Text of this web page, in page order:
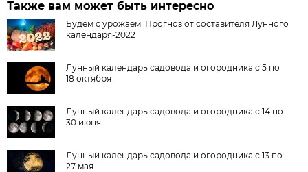
Также вам может быть интересно
Будем с урожаем! Прогноз от составителя Лунного
календаря-2022
Лунный календарь садовода и огородника с 5 по
18 октября
Лунный календарь садовода и огородника с 14 по
30 июня
Лунный календарь садовода и огородника с 13 по
27 мая